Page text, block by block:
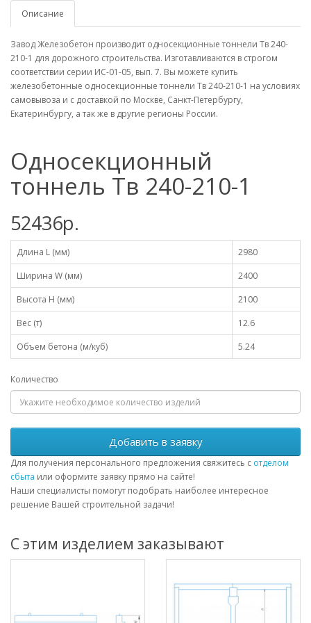
Описание
Завод Железобетон производит односекционные тоннели Тв 240-
210-1 для дорожного строительства. Изготавливаются в строгом
соответствии серии ИС-01-05, вып. 7. Вы можете купить
железобетонные односекционные тоннели Тв 240-210-1 на условиях
самовывоза и с доставкой по Москве, Санкт-Петербургу,
Екатеринбургу, а так же в другие регионы России.
Односекционный
тоннель Тв 240-210-1
52436р.
Длина L (мм)
2980
Ширина W (мм)
2400
Высота H (мм)
2100
Вес (т)
12.6
Объем бетона (м/куб)
5.24
Количество
Добавить в заявку
Для получения персонального предложения свяжитесь с отделом
сбыта или оформите заявку прямо на сайте!
Наши специалисты помогут подобрать наиболее интересное
решение Вашей строительной задачи!
С этим изделием заказывают